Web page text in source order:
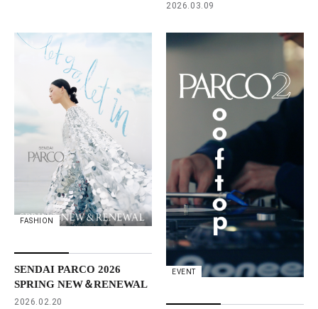
2026.03.09
FASHION
SENDAI PARCO 2026
SPRING NEW＆RENEWAL
2026.02.20
EVENT